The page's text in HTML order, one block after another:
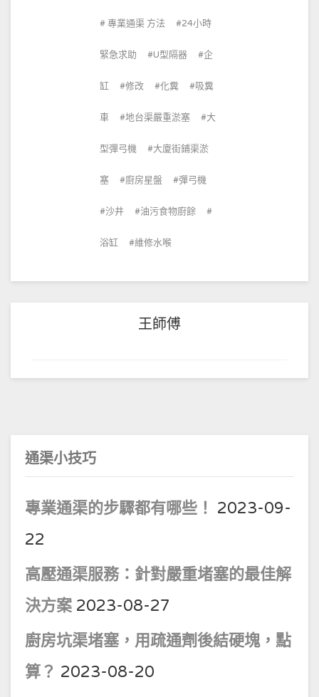
專業通渠 方法 24小時
緊急求助 U型隔器 企
缸 修改 化糞 吸糞
車 地台渠嚴重淤塞 大
型彈弓機 大廈街鋪渠淤
塞 廚房星盤 彈弓機
沙井 油污食物廚餘
浴缸 維修水喉
王師傅
通渠小技巧
專業通渠的步驟都有哪些！ 2023-09-
22
高壓通渠服務：針對嚴重堵塞的最佳解
決方案 2023-08-27
廚房坑渠堵塞，用疏通劑後結硬塊，點
算？ 2023-08-20